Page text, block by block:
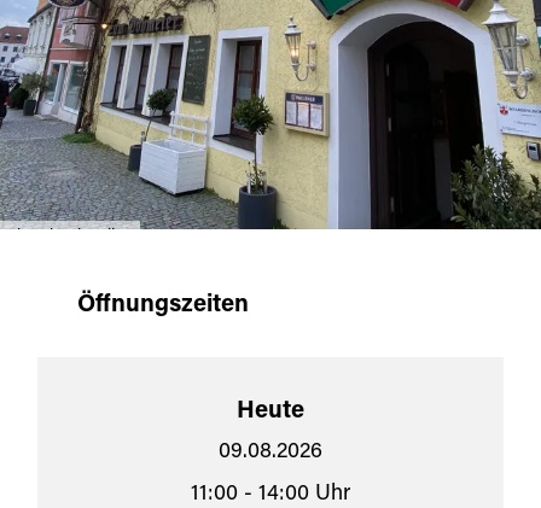
Öffnungszeiten
Heute
09.08.2026
11:00 - 14:00 Uhr